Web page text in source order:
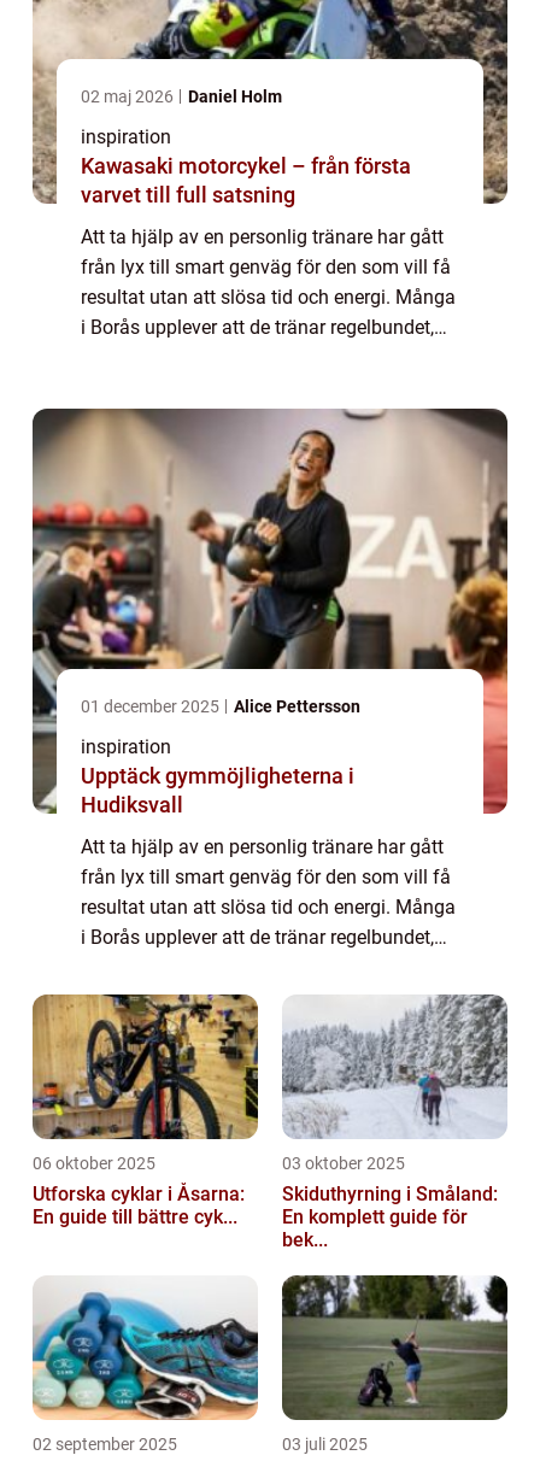
02 maj 2026 Daniel Holm
inspiration
Kawasaki motorcykel – från första
varvet till full satsning
Att ta hjälp av en personlig tränare har gått
från lyx till smart genväg för den som vill få
resultat utan att slösa tid och energi. Många
i Borås upplever att de tränar regelbundet,
01 december 2025 Alice Pettersson
inspiration
Upptäck gymmöjligheterna i
Hudiksvall
Att ta hjälp av en personlig tränare har gått
från lyx till smart genväg för den som vill få
resultat utan att slösa tid och energi. Många
i Borås upplever att de tränar regelbundet,
vara skillnaden mellan fr...
06 oktober 2025
Utforska cyklar i Åsarna:
En guide till bättre cyk...
03 oktober 2025
Skiduthyrning i Småland:
En komplett guide för
bek...
02 september 2025 03 juli 2025